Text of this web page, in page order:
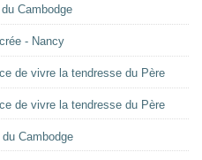
Cambodge
- Nancy
de vivre la tendresse du Père
de vivre la tendresse du Père
Cambodge